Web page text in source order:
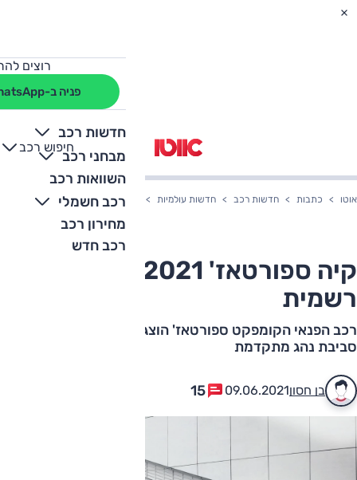
רוצים
פניה ב-WhatsApp
חדשות רכב
מבחני רכב
השוואות רכב
רכב חשמלי
מחירון רכב
רכב חדש
חיפוש רכב
+
-
אוטו כתבות חדשות רכב חדשות עולמיות קיה ספורטאז' 2021 החדש נחשף רשמית
רשמית
רכב הפנאי הקומפקט ספורטאז' הוצג עם עיצוב מבריק בחוץ,
סביבת נהג מתקדמת
בן חסון09.06.2021
15